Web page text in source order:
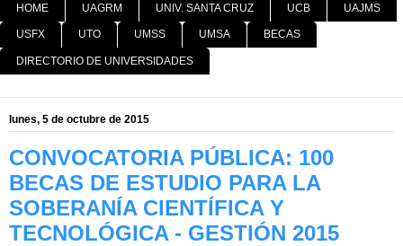
HOME UAGRM UNIV. SANTA CRUZ UCB UAJMS
USFX UTO UMSS UMSA BECAS
DIRECTORIO DE UNIVERSIDADES
lunes, 5 de octubre de 2015
CONVOCATORIA PÚBLICA: 100
BECAS DE ESTUDIO PARA LA
SOBERANÍA CIENTÍFICA Y
TECNOLÓGICA - GESTIÓN 2015